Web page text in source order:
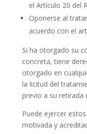
el Artículo 20 del
Oponerse al
acuerdo con el
Si ha otorgado su
concreta, tiene
otorgado en
la licitud del
previo a su retirada
Puede ejercer
motivada y